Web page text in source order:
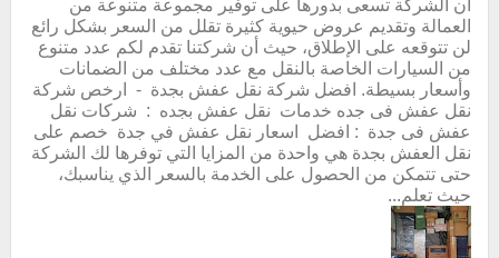
أن الشركة تسعى بدورها على توفير مجموعة متنوعة من
العمالة وتقديم عروض حيوية كثيرة تقلل من السعر بشكل رائع
لن تتوقعه على الإطلاق، حيث أن شركتنا تقدم لكم عدد متنوع
من السيارات الخاصة بالنقل مع عدد مختلف من الضمانات
وأسعار بسيطة. افضل شركة نقل عفش بجدة - ارخص شركة
نقل عفش فى جده خدمات نقل عفش بجده : شركات نقل
عفش فى جدة : افضل اسعار نقل عفش في جدة خصم على
نقل العفش بجدة هي واحدة من المزايا التي توفرها لك الشركة
حتى تتمكن من الحصول على الخدمة بالسعر الذي يناسبك،
حيث تعلم...